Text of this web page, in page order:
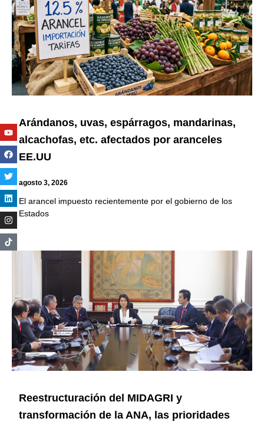
Arándanos, uvas, espárragos, mandarinas,
alcachofas, etc. afectados por aranceles
EE.UU
agosto 3, 2026
El arancel impuesto recientemente por el gobierno de los
Estados
Reestructuración del MIDAGRI y
transformación de la ANA, las prioridades
Youtube
Facebook
Twitter
Linkedin
Instagram